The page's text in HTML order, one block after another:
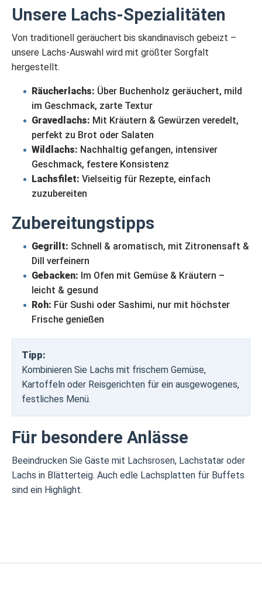
Unsere Lachs-Spezialitäten
Von traditionell geräuchert bis skandinavisch gebeizt –
unsere Lachs-Auswahl wird mit größter Sorgfalt
hergestellt.
Räucherlachs: Über Buchenholz geräuchert, mild
im Geschmack, zarte Textur
Gravedlachs: Mit Kräutern & Gewürzen veredelt,
perfekt zu Brot oder Salaten
Wildlachs: Nachhaltig gefangen, intensiver
Geschmack, festere Konsistenz
Lachsfilet: Vielseitig für Rezepte, einfach
zuzubereiten
Zubereitungstipps
Gegrillt: Schnell & aromatisch, mit Zitronensaft &
Dill verfeinern
Gebacken: Im Ofen mit Gemüse & Kräutern –
leicht & gesund
Roh: Für Sushi oder Sashimi, nur mit höchster
Frische genießen
Tipp:
Kombinieren Sie Lachs mit frischem Gemüse,
Kartoffeln oder Reisgerichten für ein ausgewogenes,
festliches Menü.
Für besondere Anlässe
Beeindrucken Sie Gäste mit Lachsrosen, Lachstatar oder
Lachs in Blätterteig. Auch edle Lachsplatten für Buffets
sind ein Highlight.